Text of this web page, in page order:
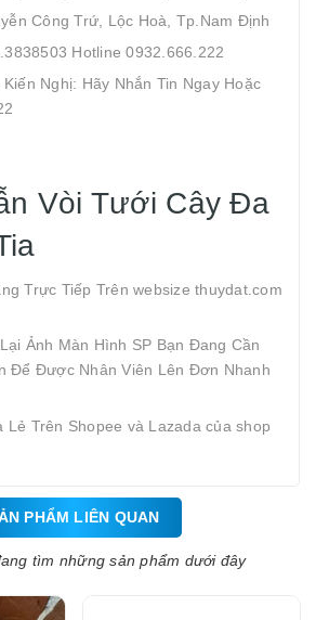
Công Trứ, Lộc Hoà, Tp.Nam Định
Hotline 0932.666.222
Nghị: Hãy Nhắn Tin Ngay Hoặc
Vòi Tưới Cây Đa
Trực Tiếp Trên websize thuydat.com
Ảnh Màn Hình SP Bạn Đang Cần
Để Được Nhân Viên Lên Đơn Nhanh
Lẻ Trên Shopee và Lazada của shop
PHẨM LIÊN QUAN
tìm những sản phẩm dưới đây